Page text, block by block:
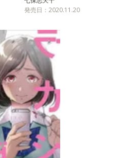
発売日：2020.11.20